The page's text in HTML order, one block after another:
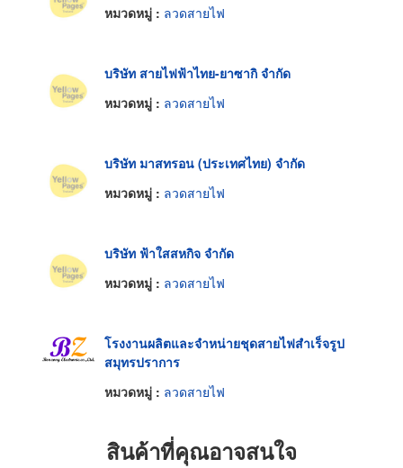
หมวดหมู่ : ลวดสายไฟ
บริษัท สายไฟฟ้าไทย-ยาซากิ จำกัด
หมวดหมู่ : ลวดสายไฟ
บริษัท มาสทรอน (ประเทศไทย) จำกัด
หมวดหมู่ : ลวดสายไฟ
บริษัท ฟ้าใสสหกิจ จำกัด
หมวดหมู่ : ลวดสายไฟ
โรงงานผลิตและจำหน่ายชุดสายไฟสำเร็จรูป
สมุทรปราการ
หมวดหมู่ : ลวดสายไฟ
สินค้าที่คุณอาจสนใจ